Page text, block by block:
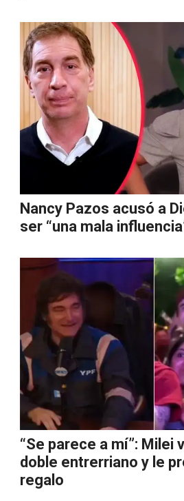
Nancy Pazos acusó a
ser “una mala
“Se parece a mí”: Milei
doble entrerriano y le
regalo